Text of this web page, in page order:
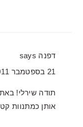
דפנה says
21 בספטמבר 2011 at 10:45
תודה שירלי!
אותן כמתנוות